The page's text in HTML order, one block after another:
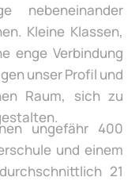
nebeneinander
Kleine Klassen,
enge Verbindung
unser Profil und
Raum, sich zu
ungefähr 400
und einem
21